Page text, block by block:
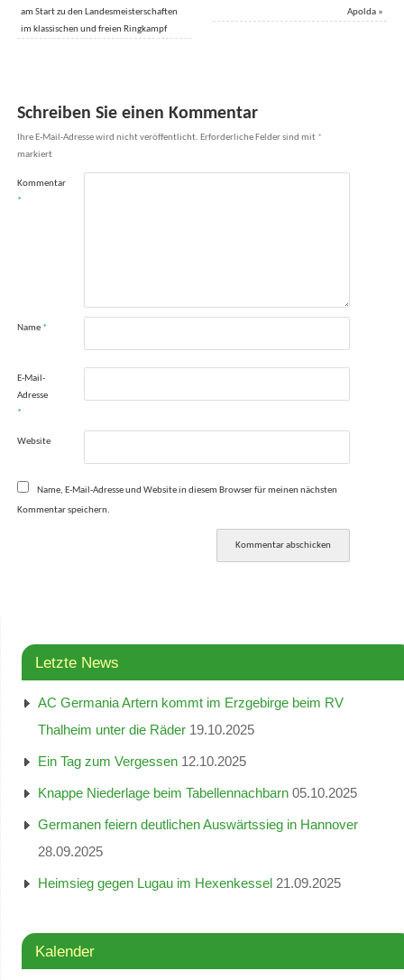
am Start zu den Landesmeisterschaften
im klassischen und freien Ringkampf
Apolda »
Schreiben Sie einen Kommentar
Ihre E-Mail-Adresse wird nicht veröffentlicht. Erforderliche Felder sind mit *
markiert
Kommentar
*
Name *
E-Mail-
Adresse
*
Website
Name, E-Mail-Adresse und Website in diesem Browser für meinen nächsten
Kommentar speichern.
Letzte News
AC Germania Artern kommt im Erzgebirge beim RV
Thalheim unter die Räder 19.10.2025
Ein Tag zum Vergessen 12.10.2025
Knappe Niederlage beim Tabellennachbarn 05.10.2025
Germanen feiern deutlichen Auswärtssieg in Hannover
28.09.2025
Heimsieg gegen Lugau im Hexenkessel 21.09.2025
Kalender